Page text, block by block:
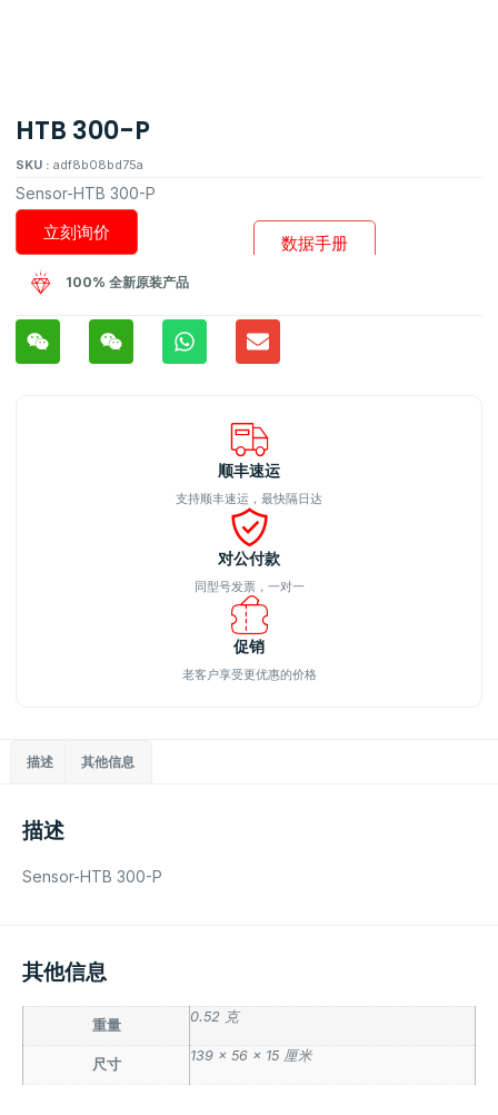
HTB 300-P
SKU : adf8b08bd75a
Sensor-HTB 300-P
数据手册
立刻询价
100% 全新原装产品
顺丰速运
支持顺丰速运，最快隔日达
对公付款
同型号发票，一对一
促销
老客户享受更优惠的价格
描述 其他信息
描述
Sensor-HTB 300-P
其他信息
重量
0.52 克
尺寸
139 × 56 × 15 厘米